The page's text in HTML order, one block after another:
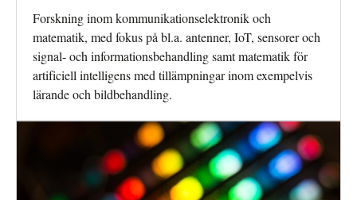
Forskning inom kommunikationselektronik och
matematik, med fokus på bl.a. antenner, IoT, sensorer och
signal- och informationsbehandling samt matematik för
artificiell intelligens med tillämpningar inom exempelvis
lärande och bildbehandling.